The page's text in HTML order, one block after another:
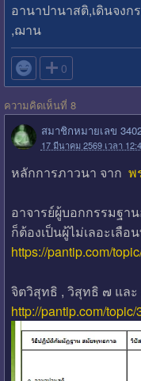
อานาปานาสติ,เดินจง
,ฌาน
 0
ความคิดเห็นที่ 8
สมาชิกหมายเลข
17 มีนาคม 2569 เวลา
หลักการภาวนา จาก พ
อาจารย์ผู้บอกกรรมฐา
ก็ต้องเป็นผู้ไม่เลอะเลื
https://pantip.com/
จิตวิสุทธิ , วิสุทธิ ๗ แล
http://pantip.com/